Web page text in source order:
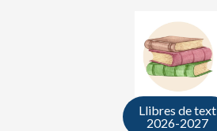
Llibres de text
2026-2027